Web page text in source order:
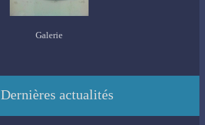
Galerie
Dernières actualités